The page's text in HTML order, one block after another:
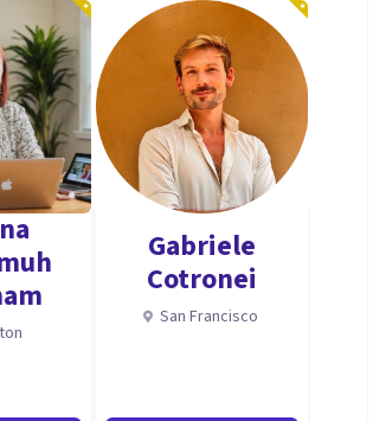
Gabriele
Cotronei
San Francisco